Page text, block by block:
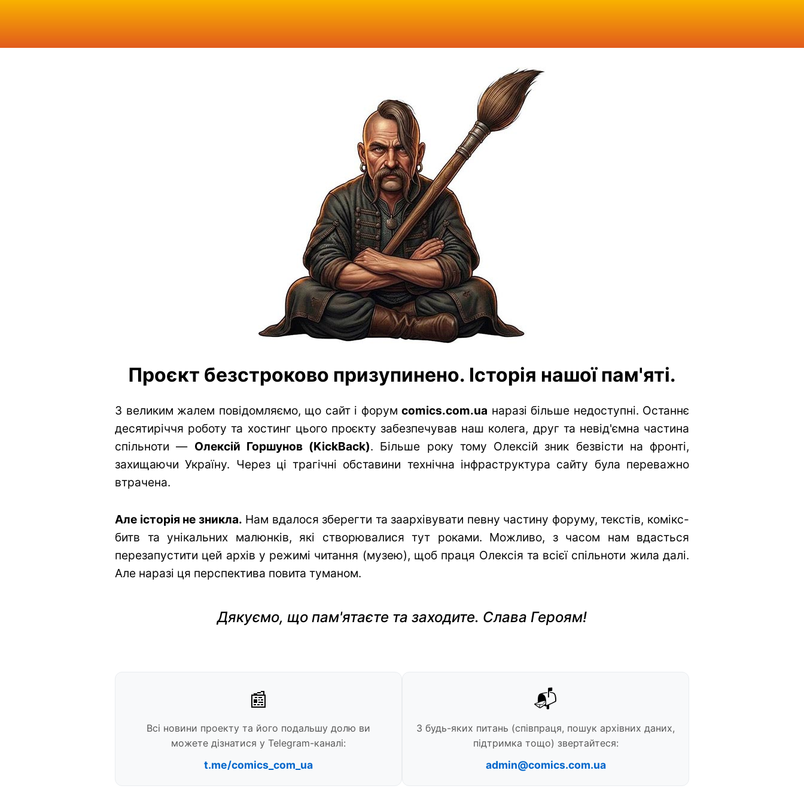
Проєкт безстроково призупинено. Історія нашої пам'яті.
З великим жалем повідомляємо, що сайт і форум comics.com.ua наразі більше недоступні. Останнє
десятиріччя роботу та хостинг цього проєкту забезпечував наш колега, друг та невід'ємна частина
спільноти — Олексій Горшунов (KickBack). Більше року тому Олексій зник безвісти на фронті,
захищаючи Україну. Через ці трагічні обставини технічна інфраструктура сайту була переважно
втрачена.
Але історія не зникла. Нам вдалося зберегти та заархівувати певну частину форуму, текстів, комікс-
битв та унікальних малюнків, які створювалися тут роками. Можливо, з часом нам вдасться
перезапустити цей архів у режимі читання (музею), щоб праця Олексія та всієї спільноти жила далі.
Але наразі ця перспектива повита туманом.
Дякуємо, що пам'ятаєте та заходите. Слава Героям!
📰
Всі новини проекту та його подальшу долю ви
можете дізнатися у Telegram-каналі:
t.me/comics_com_ua
📬
З будь-яких питань (співпраця, пошук архівних даних,
підтримка тощо) звертайтеся:
admin@comics.com.ua